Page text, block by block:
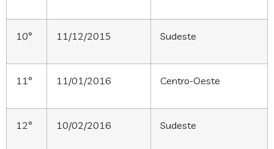
10° 11/12/2015 Sudeste
11° 11/01/2016 Centro-Oeste
12° 10/02/2016 Sudeste